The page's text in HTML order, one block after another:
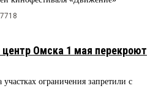
7718
Омска 1 мая перекроют
ограничения запретили с